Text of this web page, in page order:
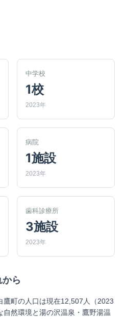
中学校
1校
2023年
病院
1施設
2023年
歯科診療所
3施設
2023年
ら
鷹町の人口は現在12,507人（2023
然環境と湯の沢温泉・鷹野湯温